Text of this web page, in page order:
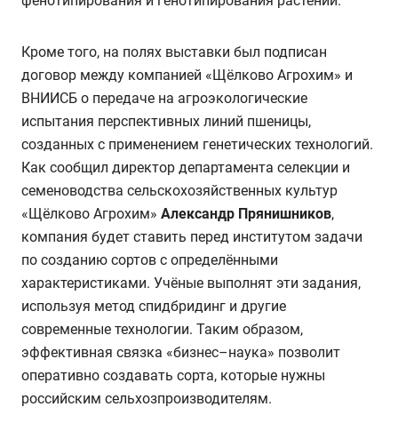
Кроме того, на полях выставки был подписан
договор между компанией «Щёлково Агрохим» и
ВНИИСБ о передаче на агроэкологические
испытания перспективных линий пшеницы,
созданных с применением генетических технологий.
Как сообщил директор департамента селекции и
семеноводства сельскохозяйственных культур
«Щёлково Агрохим» Александр Прянишников,
компания будет ставить перед институтом задачи
по созданию сортов с определёнными
характеристиками. Учёные выполнят эти задания,
используя метод спидбридинг и другие
современные технологии. Таким образом,
эффективная связка «бизнес–наука» позволит
оперативно создавать сорта, которые нужны
российским сельхозпроизводителям.